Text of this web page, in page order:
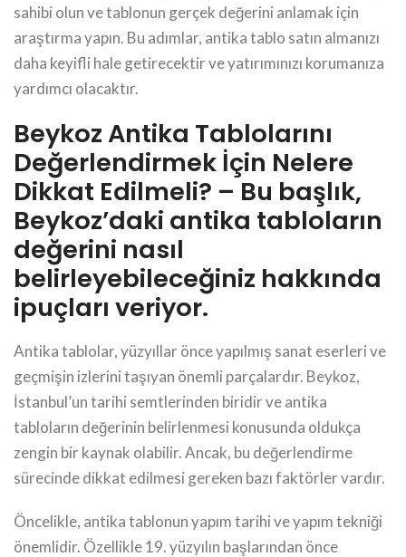
sahibi olun ve tablonun gerçek değerini anlamak için
araştırma yapın. Bu adımlar, antika tablo satın almanızı
daha keyifli hale getirecektir ve yatırımınızı korumanıza
yardımcı olacaktır.
Beykoz Antika Tablolarını
Değerlendirmek İçin Nelere
Dikkat Edilmeli? – Bu başlık,
Beykoz’daki antika tabloların
değerini nasıl
belirleyebileceğiniz hakkında
ipuçları veriyor.
Antika tablolar, yüzyıllar önce yapılmış sanat eserleri ve
geçmişin izlerini taşıyan önemli parçalardır. Beykoz,
İstanbul’un tarihi semtlerinden biridir ve antika
tabloların değerinin belirlenmesi konusunda oldukça
zengin bir kaynak olabilir. Ancak, bu değerlendirme
sürecinde dikkat edilmesi gereken bazı faktörler vardır.
Öncelikle, antika tablonun yapım tarihi ve yapım tekniği
önemlidir. Özellikle 19. yüzyılın başlarından önce